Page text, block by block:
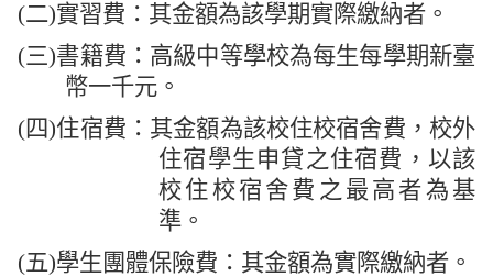
(二)實習費：其金額為該學期實際繳納者。
(三)書籍費：高級中等學校為每生每學期新臺
幣一千元。
(四)住宿費：其金額為該校住校宿舍費，校外
住宿學生申貸之住宿費，以該
校住校宿舍費之最高者為基
準。
(五)學生團體保險費：其金額為實際繳納者。